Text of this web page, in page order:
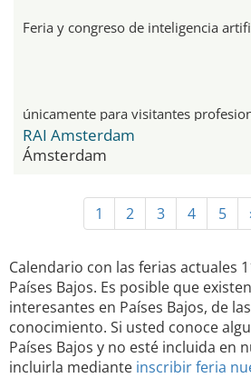
Feria y congreso de inteligencia
únicamente para visitantes
RAI Amsterdam
Ámsterdam
1 2 3 4 5
Calendario con las ferias actuales
Países Bajos. Es posible que
interesantes en Países Bajos, de
conocimiento. Si usted conoce
Países Bajos y no esté incluida en
incluirla mediante inscribir feria